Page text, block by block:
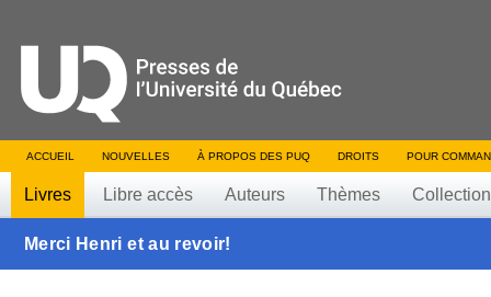
ACCUEIL NOUVELLES À PROPOS DES PUQ DROITS POUR
Livres Libre accès Auteurs Thèmes
Merci Henri et au revoir!